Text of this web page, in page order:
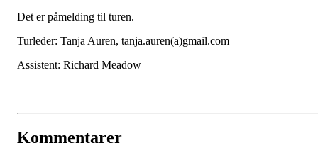
Det er påmelding til turen.
Turleder: Tanja Auren, tanja.auren(a)gmail.com
Assistent: Richard Meadow
Kommentarer